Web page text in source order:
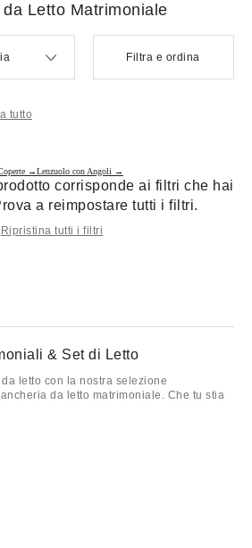
Letto Matrimoniale
Filtra e ordina
tutto
→Lenzuolo con Angoli →
corrisponde ai filtri che hai
a reimpostare tutti i filtri.
Ripristina tutti i filtri
& Set di Letto
letto con la nostra selezione
da letto matrimoniale. Che tu stia